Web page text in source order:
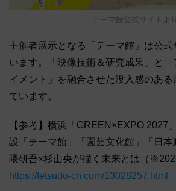
テーマ館公式サイトより
主催者展示となる「テーマ館」は公
います。「映像技術＆研究成果」と
イメント」を融合させた没入感のあ
ています。
【参考】横浜「GREEN×EXPO 2027
設「テーマ館」「園芸文化館」「日本
隈研吾×杉山央が描く未来とは（
https://tetsudo-ch.com/13028257.html